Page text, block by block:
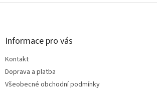
Z
Informace pro vás
Kontakt
Doprava a platba
Všeobecné obchodní podmínky